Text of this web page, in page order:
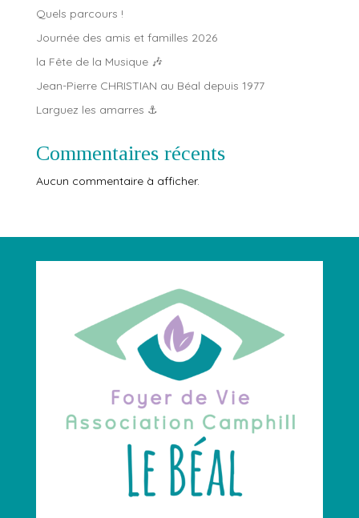
Quels parcours !
Journée des amis et familles 2026
la Fête de la Musique 🎶
Jean-Pierre CHRISTIAN au Béal depuis 1977
Larguez les amarres ⚓️
Commentaires récents
Aucun commentaire à afficher.